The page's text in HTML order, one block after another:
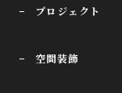
プロジェクト
空間装飾